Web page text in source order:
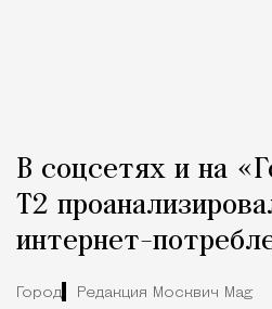
В соцсетях и на
Т2
интернет-
Город Редакция Москвич Mag